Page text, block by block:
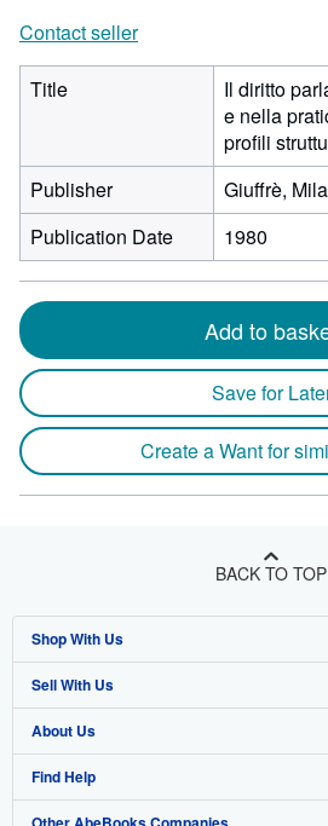
Contact seller
Title
Il diritto
e nella
profili
Publisher
Giuffrè,
Publication Date
1980
Add to
Save for
Create a Want for
BACK TO TOP
Shop With Us
Advanced Search
Browse Collections
My Account
Sell With Us
Start Selling
Join Our Affiliate Program
About Us
About AbeBooks
Find Help